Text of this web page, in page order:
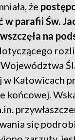
że
w parafii Św.
na
Katowicach
końcowej.
się